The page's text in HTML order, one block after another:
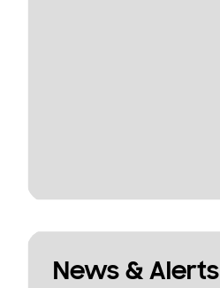
News & Alerts